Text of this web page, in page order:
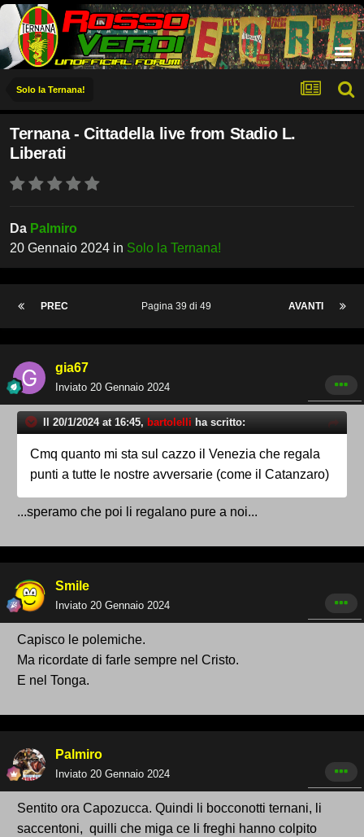
Solo la Ternana!
Ternana - Cittadella live from Stadio L.
Liberati
Da Palmiro
20 Gennaio 2024 in Solo la Ternana!
PREC AVANTI
Pagina 39 di 49
gia67
Inviato 20 Gennaio 2024
Il 20/1/2024 at 16:45, bartolelli ha scritto:
Cmq quanto mi sta sul cazzo il Venezia che regala
punti a tutte le nostre avversarie (come il Catanzaro)
...speramo che poi li regalano pure a noi...
Smile
Inviato 20 Gennaio 2024
Capisco le polemiche.
Ma ricordate di farle sempre nel Cristo.
E nel Tonga.
Palmiro
Inviato 20 Gennaio 2024
Sentito ora Capozucca. Quindi li bocconotti ternani, li
saccentoni, quilli che miga ce li freghi hanno colpito